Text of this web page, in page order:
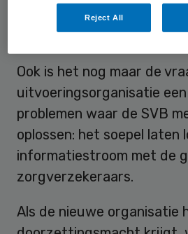
Belangen
Ook is het nog maar de
uitvoeringsorganisatie
problemen waar de SVB
oplossen: het soepel laten
informatiestroom met de
zorgverzekeraars.
Als de nieuwe organisatie
Reject All